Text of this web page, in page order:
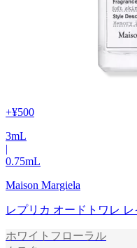
+¥500
3mL
|
0.75mL
Maison Margiela
レプリカ オードトワレ
ホワイトフローラル